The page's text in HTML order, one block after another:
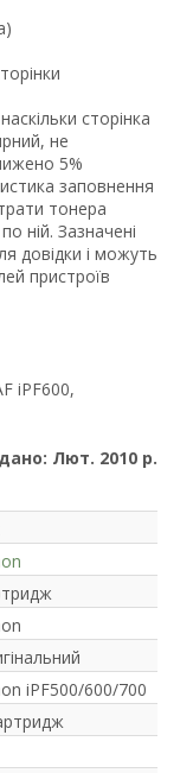
4.6
сторінка
не
5%
заповнення
тонера
ній. Зазначені
довідки і можуть
пристроїв
iPF600,
Лют. 2010 р.
iPF500/600/700